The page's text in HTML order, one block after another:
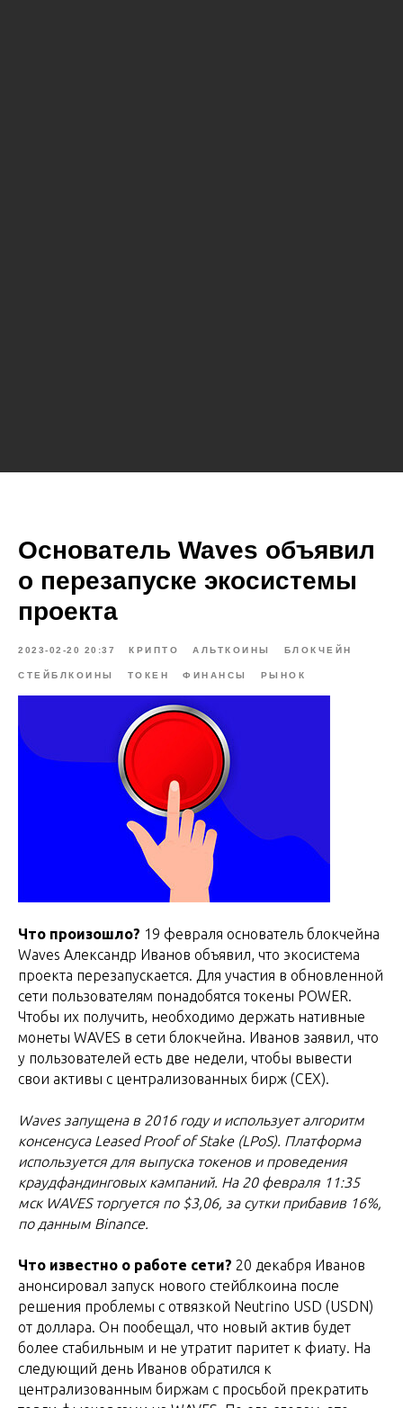
​Основатель Waves объявил
о перезапуске экосистемы
проекта
2023-02-20 20:37 КРИПТО АЛЬТКОИНЫ БЛОКЧЕЙН
СТЕЙБЛКОИНЫ ТОКЕН ФИНАНСЫ РЫНОК
Что произошло? 19 февраля основатель блокчейна
Waves Александр Иванов объявил, что экосистема
проекта перезапускается. Для участия в обновленной
сети пользователям понадобятся токены POWER.
Чтобы их получить, необходимо держать нативные
монеты WAVES в сети блокчейна. Иванов заявил, что
у пользователей есть две недели, чтобы вывести
свои активы с централизованных бирж (CEX).
Waves запущена в 2016 году и использует алгоритм
консенсуса Leased Proof of Stake (LPoS). Платформа
используется для выпуска токенов и проведения
краудфандинговых кампаний. На 20 февраля 11:35
мск WAVES торгуется по $3,06, за сутки прибавив 16%,
по данным Binance.
Что известно о работе сети? 20 декабря Иванов
анонсировал запуск нового стейблкоина после
решения проблемы с отвязкой Neutrino USD (USDN)
от доллара. Он пообещал, что новый актив будет
более стабильным и не утратит паритет к фиату. На
следующий день Иванов обратился к
централизованным биржам с просьбой прекратить